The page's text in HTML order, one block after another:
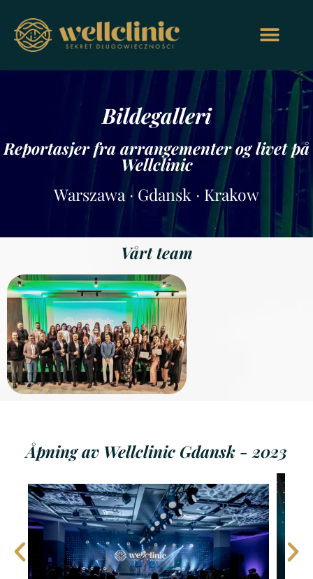
Bildegalleri
Reportasjer fra arrangementer og livet på
Wellclinic
Warszawa ∙ Gdansk ∙ Krakow
Vårt team
Åpning av Wellclinic Gdansk - 2023